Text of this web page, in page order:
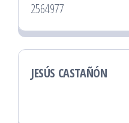
2564977
JESÚS CASTAÑÓN